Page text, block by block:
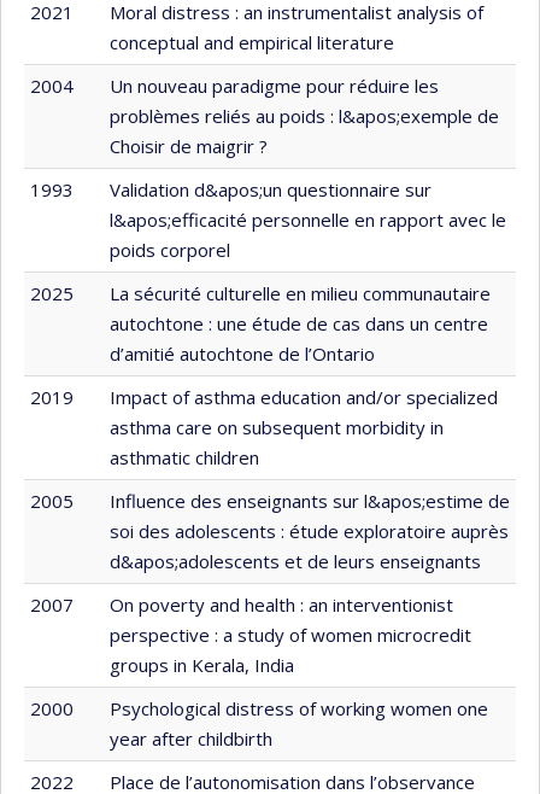
2021
Moral distress : an instrumentalist analysis of
conceptual and empirical literature
2004
Un nouveau paradigme pour réduire les
problèmes reliés au poids : l&apos;exemple de
Choisir de maigrir ?
1993
Validation d&apos;un questionnaire sur
l&apos;efficacité personnelle en rapport avec le
poids corporel
2025
La sécurité culturelle en milieu communautaire
autochtone : une étude de cas dans un centre
d’amitié autochtone de l’Ontario
2019
Impact of asthma education and/or specialized
asthma care on subsequent morbidity in
asthmatic children
2005
Influence des enseignants sur l&apos;estime de
soi des adolescents : étude exploratoire auprès
d&apos;adolescents et de leurs enseignants
2007
On poverty and health : an interventionist
perspective : a study of women microcredit
groups in Kerala, India
2000
Psychological distress of working women one
year after childbirth
2022
Place de l’autonomisation dans l’observance